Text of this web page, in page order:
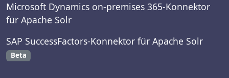
Microsoft Dynamics on-premises 365-Konnektor
für Apache Solr
SAP SuccessFactors-Konnektor für Apache Solr
Beta